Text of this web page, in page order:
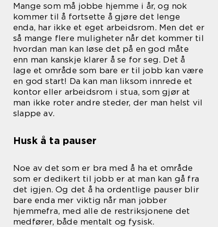
Mange som må jobbe hjemme i år, og nok
kommer til å fortsette å gjøre det lenge
enda, har ikke et eget arbeidsrom. Men det er
så mange flere muligheter når det kommer til
hvordan man kan løse det på en god måte
enn man kanskje klarer å se for seg. Det å
lage et område som bare er til jobb kan være
en god start! Da kan man liksom innrede et
kontor eller arbeidsrom i stua, som gjør at
man ikke roter andre steder, der man helst vil
slappe av.
Husk å ta pauser
Noe av det som er bra med å ha et område
som er dedikert til jobb er at man kan gå fra
det igjen. Og det å ha ordentlige pauser blir
bare enda mer viktig når man jobber
hjemmefra, med alle de restriksjonene det
medfører, både mentalt og fysisk.